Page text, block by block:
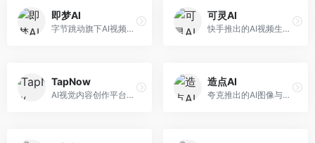
即梦AI
字节跳动旗下AI视频创作平台，支持多模态内容生成。面向内容创作者和营销人员，提供文生视频、图生视频、智能剪辑等功能，中文理解能力强，创作效率高。
可灵AI
快手推出的AI视频生成平台，支持文生视频和图生视频，可生成长达2分钟的高质量视频内容。面向短视频创作者和营销人员，操作简便，生成效果逼真，适合商业推广和创意表达。
TapNow
AI视觉内容创作平台，整合图像与视频生成能力。面向内容创作者，提供文生图、文生视频、智能编辑等服务，创作工具丰富，一站式体验便捷。
造点AI
夸克推出的AI图像与视频创作平台。面向普通用户和内容创作者，提供文生图、文生视频等功能，操作简便，与夸克生态深度整合。